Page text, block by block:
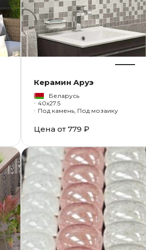
Керамин Аруэ
Беларусь
40x27.5
Под камень, Под мозаику
Цена от 779 ₽